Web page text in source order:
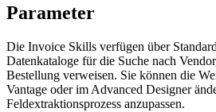
Parameter
Die Invoice Skills verfügen über
Datenkataloge für die Suche nach
Bestellung verweisen. Sie können die
Vantage oder im Advanced Designer
Feldextraktionsprozess anzupassen.